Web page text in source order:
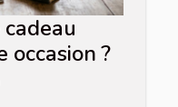
occasion ?